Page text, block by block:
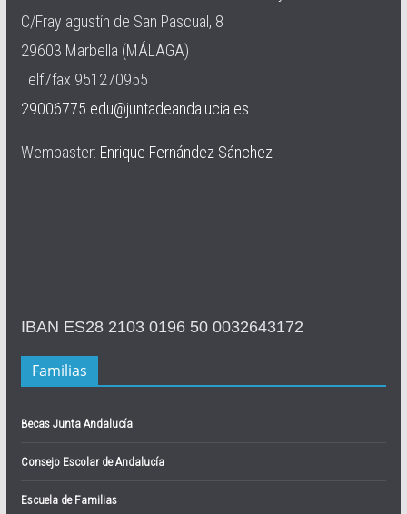
C/Fray agustín de San Pascual, 8
29603 Marbella (MÁLAGA)
Telf7fax 951270955
29006775.edu@juntadeandalucia.es
Wembaster: Enrique Fernández Sánchez
IBAN ES28 2103 0196 50 0032643172
Familias
Becas Junta Andalucía
Consejo Escolar de Andalucía
Escuela de Familias